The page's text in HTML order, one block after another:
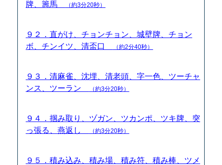
牌、籌馬 （約3分20秒）
９２．直がけ、チョンチョン、城壁牌、チョン
ボ、チンイツ、清盃口
（約2分40秒）
９３．清麻雀、沈埋、清老頭、字一色、ツーチャ
ンス、ツーラン
（約3分20秒）
９４．掴み取り、ヅガン、ツカンポ、ツキ牌、突
っ張る、燕返し
（約3分20秒）
９５．積み込み、積み場、積み符、積み棒、ツメ